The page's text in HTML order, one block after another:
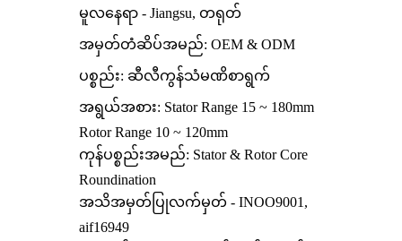
မူလနေရာ - Jiangsu, တရုတ်
အမှတ်တံဆိပ်အမည်: OEM & ODM
ပစ္စည်း: ဆီလီကွန်သံမဏိစာရွက်
အရွယ်အစား: Stator Range 15 ~ 180mm
Rotor Range 10 ~ 120mm
ကုန်ပစ္စည်းအမည်: Stator & Rotor Core
Roundination
အသိအမှတ်ပြုလက်မှတ် - INOO9001,
aif16949